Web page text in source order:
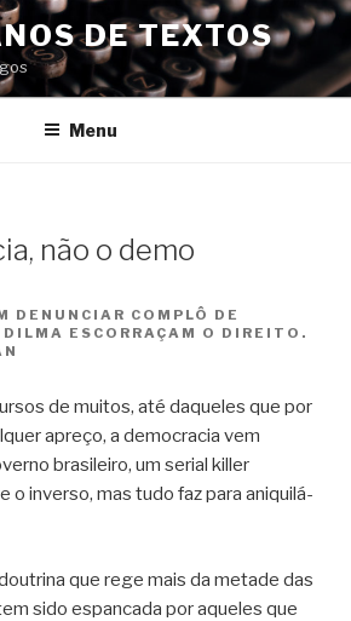
DE TEXTOS
Menu
não o demo
DENUNCIAR COMPLÔ DE
ESCORRAÇAM O DIREITO.
de muitos, até daqueles que por
apreço, a democracia vem
brasileiro, um serial killer
o inverso, mas tudo faz para aniquilá-
que rege mais da metade das
sido espancada por aqueles que